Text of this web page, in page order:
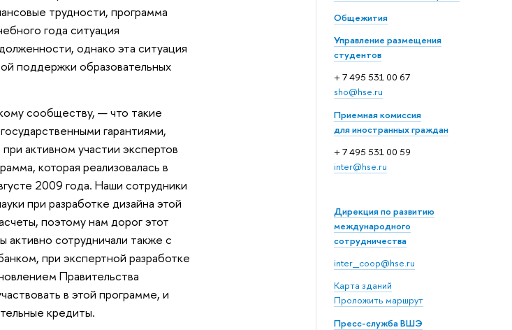
Общежития
Управление размещения
студентов
+ 7 495 531 00 67
sho@hse.ru
Приемная комиссия
для иностранных граждан
+ 7 495 531 00 59
inter@hse.ru
Дирекция по развитию
международного
сотрудничества
inter_coop@hse.ru
Карта зданий
Проложить маршрут
Пресс-служба ВШЭ
трудности, программа
года ситуация
однако эта ситуация
поддержки образовательных
сообществу, — что такие
гарантиями,
активном участии экспертов
которая реализовалась в
2009 года. Наши сотрудники
при разработке дизайна этой
поэтому нам дорог этот
сотрудничали также с
при экспертной разработке
Правительства
в этой программе, и
кредиты.